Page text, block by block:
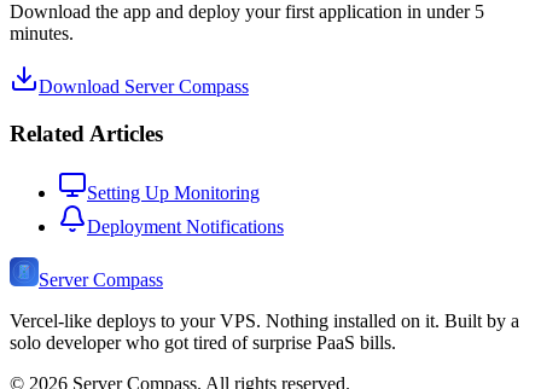
Download the app and deploy your first application in under 5
minutes.
Download Server Compass
Related Articles
Setting Up Monitoring
Deployment Notifications
Server Compass
Vercel-like deploys to your VPS. Nothing installed on it. Built by a
solo developer who got tired of surprise PaaS bills.
© 2026 Server Compass. All rights reserved.